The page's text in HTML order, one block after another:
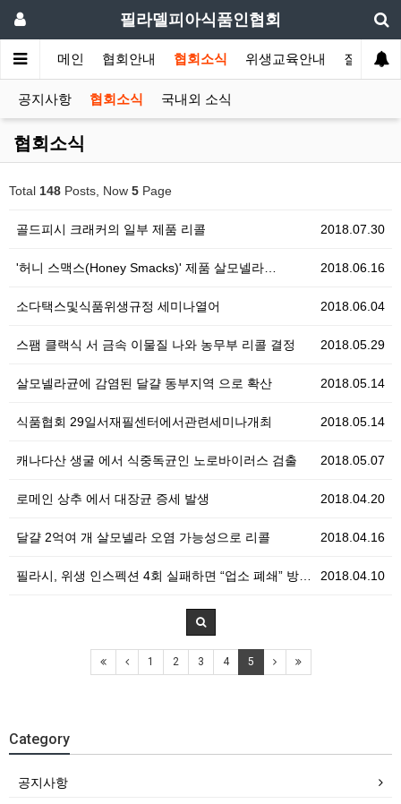
필라델피아식품인협회
메인 협회안내 협회소식 위생교육안내 질의답변
공지사항 협회소식 국내외 소식
협회소식
Total 148 Posts, Now 5 Page
2018.07.30
골드피시 크래커의 일부 제품 리콜
2018.06.16
'허니 스맥스(Honey Smacks)' 제품 살모넬라…
2018.06.04
소다택스및식품위생규정 세미나열어
2018.05.29
스팸 클랙식 서 금속 이물질 나와 농무부 리콜 결정
2018.05.14
살모넬라균에 감염된 달걀 동부지역 으로 확산
2018.05.14
식품협회 29일서재필센터에서관련세미나개최
2018.05.07
캐나다산 생굴 에서 식중독균인 노로바이러스 검출
2018.04.20
로메인 상추 에서 대장균 증세 발생
2018.04.16
달걀 2억여 개 살모넬라 오염 가능성으로 리콜
2018.04.10
필라시, 위생 인스펙션 4회 실패하면 “업소 폐쇄” 방…
1 2 3 4 5
Category
공지사항